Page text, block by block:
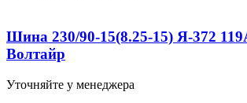
Шина 230/90-15(8.25-15) Я-372
Волтайр
Уточняйте у менеджера